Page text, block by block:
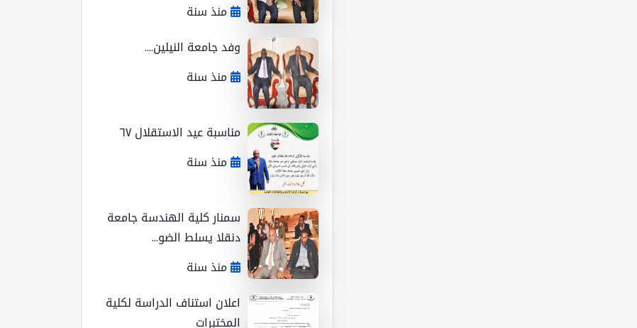
منذ سنة
وفد جامعة النيلين....
منذ سنة
مناسبة عيد الاستقلال ٦٧
منذ سنة
سمنار كلية الهندسة جامعة
دنقلا يسلط الضو...
منذ سنة
اعلان استناف الدراسة لكلية
المختبرات